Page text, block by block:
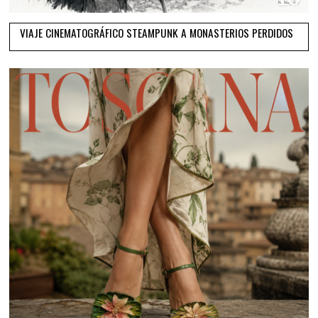
VIAJE CINEMATOGRÁFICO STEAMPUNK A MONASTERIOS PERDIDOS